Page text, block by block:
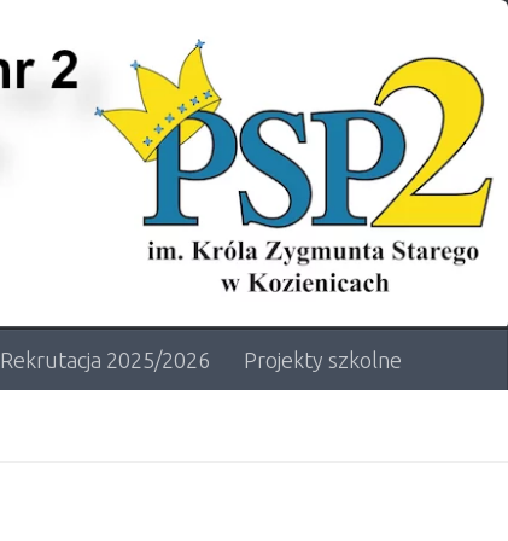
Rekrutacja 2025/2026 Projekty szkolne